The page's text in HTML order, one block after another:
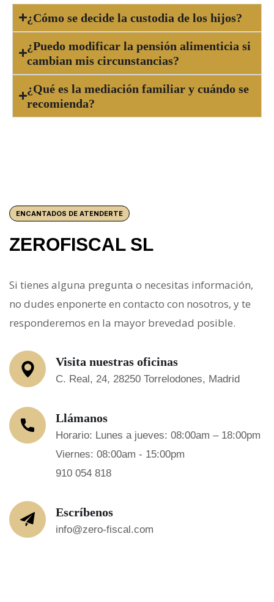
¿Cómo se decide la custodia de los hijos?
¿Puedo modificar la pensión alimenticia si
cambian mis circunstancias?
¿Qué es la mediación familiar y cuándo se
recomienda?
ENCANTADOS DE ATENDERTE
ZEROFISCAL SL
Si tienes alguna pregunta o necesitas información,
no dudes enponerte en contacto con nosotros, y te
responderemos en la mayor brevedad posible.
Visita nuestras oficinas
C. Real, 24, 28250 Torrelodones, Madrid
Llámanos
Horario: Lunes a jueves: 08:00am – 18:00pm
Viernes: 08:00am - 15:00pm
910 054 818
Escríbenos
info@zero-fiscal.com